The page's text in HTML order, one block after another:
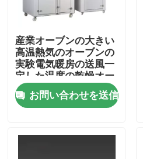
産業オーブンの大きい
高温熱気のオーブンの
実験電気暖房の送風一
定した温度の乾燥オー
ブン
お問い合わせを送信